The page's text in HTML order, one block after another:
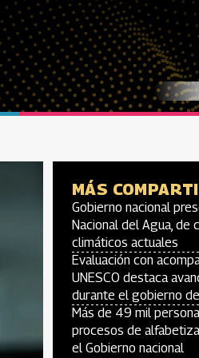
MÁS
Gobierno nacional
Nacional del Agua, de
climáticos actuales
Evaluación con
UNESCO destaca
durante el gobierno
Más de 49 mil
procesos de
el Gobierno nacional